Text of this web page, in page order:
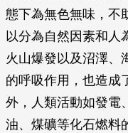
態下為無色無味，不
以分為自然因素和人
火山爆發以及沼澤、
的呼吸作用，也造成
外，人類活動如發電
油、煤礦等化石燃料